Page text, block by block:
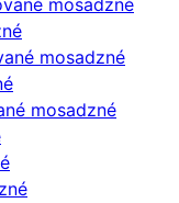
mosadzné
mosadzné
mosadzné